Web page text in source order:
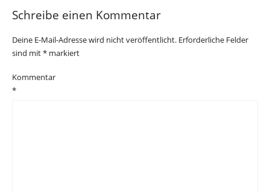
Schreibe einen Kommentar
Deine E-Mail-Adresse wird nicht veröffentlicht. Erforderliche Felder
sind mit* markiert
Kommentar
*